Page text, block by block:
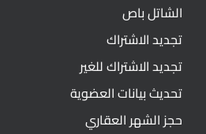
الشاتل باص
تجديد الاشتراك
تجديد الاشتراك للغير
تحديث بيانات العضوية
حجز الشهر العقاري